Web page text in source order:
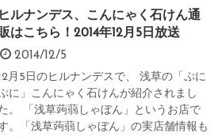
ヒルナンデス、こんにゃく石けん通
はこちら！2014年12月5日放送
2014/12/5
月5日のヒルナンデスで、 浅草の「ぷに
に」こんにゃく石けんが紹介されまし
。 「浅草蒟蒻しゃぼん」というお店で
。「浅草蒟蒻しゃぼん」の実店舗情報も